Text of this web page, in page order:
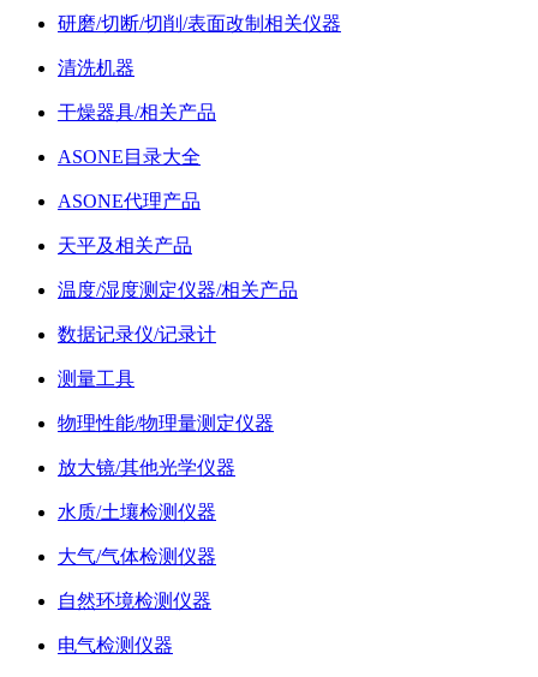
研磨/切断/切削/表面改制相关仪器
清洗机器
干燥器具/相关产品
ASONE目录大全
ASONE代理产品
天平及相关产品
温度/湿度测定仪器/相关产品
数据记录仪/记录计
测量工具
物理性能/物理量测定仪器
放大镜/其他光学仪器
水质/土壤检测仪器
大气/气体检测仪器
自然环境检测仪器
电气检测仪器